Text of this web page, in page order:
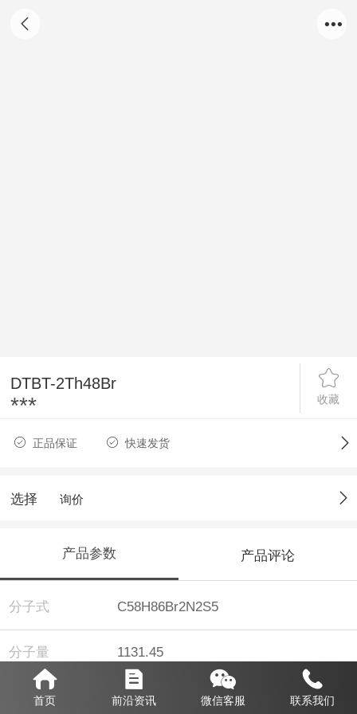
DTBT-2Th48Br
收藏
***
正品保证 快速发货
选择 询价
产品参数 产品评论
分子式 C58H86Br2N2S5
分子量 1131.45
纯度 98%
首页 前沿资讯 微信客服 联系我们